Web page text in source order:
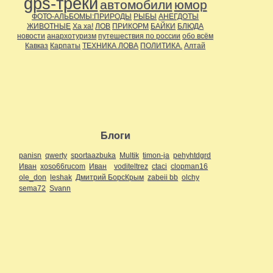
gps-треки автомобили юмор
ФОТО-АЛЬБОМЫ:ПРИРОДЫ РЫБЫ АНЕГДОТЫ
ЖИВОТНЫЕ Ха ха! ЛОВ ПРИКОРМ БАЙКИ БЛЮДА
новости анархотуризм путешествия по россии обо всём
Кавказ Карпаты ТЕХНИКА ЛОВА ПОЛИТИКА. Алтай
Блоги
panisn qwerty sportaazbuka Multik timon-ja pehyhtdgrd
Иван xoso66rucom Иван voditeltrez ctaci clopman16
ole_don leshak Дмитрий БорсКрым zabeii bb olchy
sema72 Svann